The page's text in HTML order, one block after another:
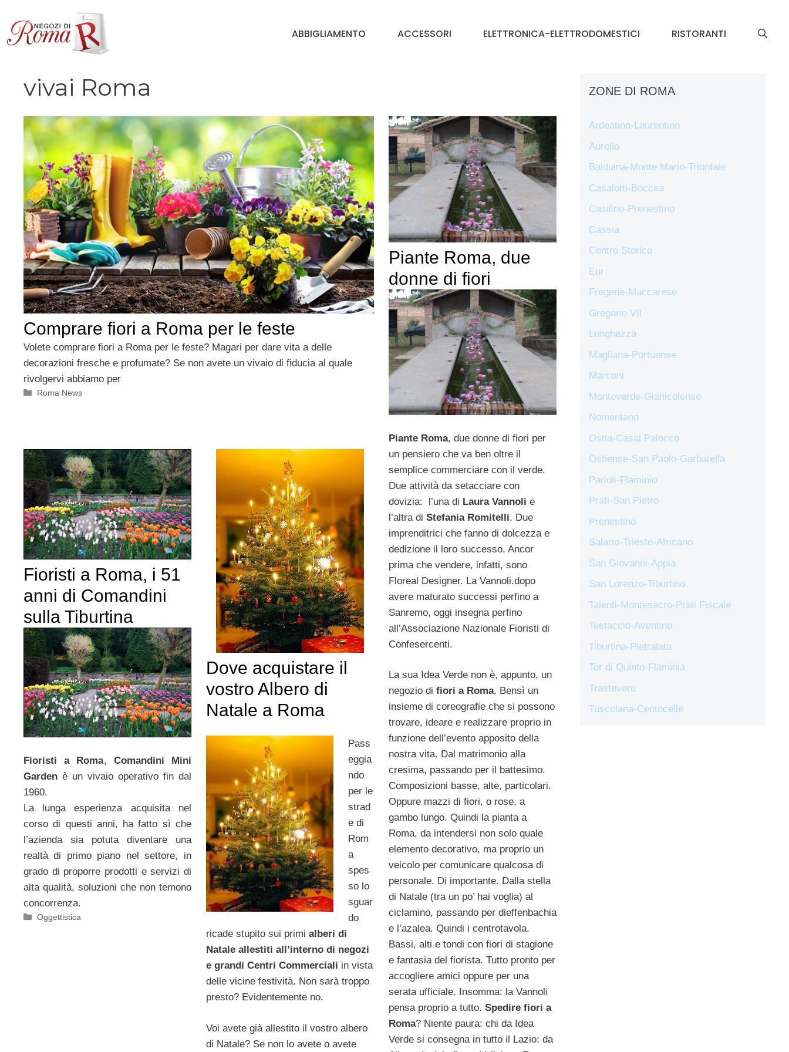
contenuto
ABBIGLIAMENTO ACCESSORI ELETTRONICA-ELETTRODOMESTICI RISTORANTI
vivai Roma
Comprare fiori a Roma per le feste
Volete comprare fiori a Roma per le feste? Magari per dare vita a delle
decorazioni fresche e profumate? Se non avete un vivaio di fiducia al quale
rivolgervi abbiamo per
Categorie
Roma News
Piante Roma, due
donne di fiori
Piante Roma, due donne di fiori per
un pensiero che va ben oltre il
semplice commerciare con il verde.
Due attività da setacciare con
dovizia: l’una di Laura Vannoli e
l’altra di Stefania Romitelli. Due
imprenditrici che fanno di dolcezza e
dedizione il loro successo. Ancor
prima che vendere, infatti, sono
Floreal Designer. La Vannoli.dopo
avere maturato successi perfino a
Sanremo, oggi insegna perfino
all’Associazione Nazionale Fioristi di
Confesercenti.
La sua Idea Verde non è, appunto, un
negozio di fiori a Roma. Bensì un
insieme di coreografie che si possono
trovare, ideare e realizzare proprio in
funzione dell’evento apposito della
nostra vita. Dal matrimonio alla
cresima, passando per il battesimo.
Composizioni basse, alte, particolari.
Oppure mazzi di fiori, o rose, a
gambo lungo. Quindi la pianta a
Roma, da intendersi non solo quale
elemento decorativo, ma proprio un
veicolo per comunicare qualcosa di
personale. Di importante. Dalla stella
di Natale (tra un po’ hai voglia) al
ciclamino, passando per dieffenbachia
e l’azalea. Quindi i centrotavola.
Bassi, alti e tondi con fiori di stagione
e fantasia del fiorista. Tutto pronto per
accogliere amici oppure per una
serata ufficiale. Insomma: la Vannoli
pensa proprio a tutto. Spedire fiori a
Roma? Niente paura: chi da Idea
Verde si consegna in tutto il Lazio: da
Fioristi a Roma, i 51
anni di Comandini
sulla Tiburtina
Fioristi a Roma, Comandini Mini
Garden è un vivaio operativo fin dal
1960.
La lunga esperienza acquisita nel
corso di questi anni, ha fatto sì che
l’azienda sia potuta diventare una
realtà di primo piano nel settore, in
grado di proporre prodotti e servizi di
alta qualità, soluzioni che non temono
concorrenza.
Categorie
Oggettistica
Dove acquistare il
vostro Albero di
Natale a Roma
Pass
eggia
ndo
per le
strad
e di
Rom
a
spes
so lo
sguar
do
ricade stupito sui primi alberi di
Natale allestiti all’interno di negozi
e grandi Centri Commerciali in vista
delle vicine festività. Non sarà troppo
presto? Evidentemente no.
Voi avete già allestito il vostro albero
di Natale? Se non lo avete o avete
ZONE DI ROMA
Ardeatino-Laurentino
Aurelio
Balduina-Monte Mario-Trionfale
Casalotti-Boccea
Casilino-Prenestino
Cassia
Centro Storico
Eur
Fregene-Maccarese
Gregorio VII
Lunghezza
Magliana-Portuense
Marconi
Monteverde-Gianicolense
Nomentano
Ostia-Casal Palocco
Ostiense-San Paolo-Garbatella
Parioli-Flaminio
Prati-San Pietro
Prenestino
Salario-Trieste-Africano
San Giovanni-Appia
San Lorenzo-Tiburtino
Talenti-Montesacro-Prati Fiscale
Testaccio-Aventino
Tiburtina-Pietralata
Tor di Quinto-Flaminia
Trastevere
Tuscolana-Centocelle